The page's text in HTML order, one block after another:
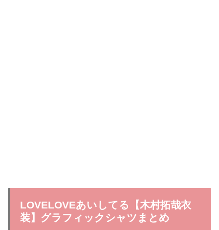
LOVELOVEあいしてる【木村拓哉衣
装】グラフィックシャツまとめ